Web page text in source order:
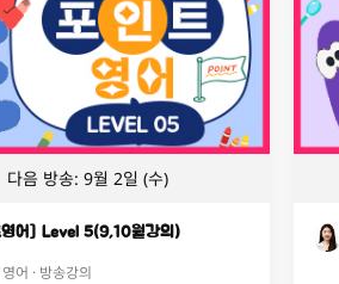
다음 방송: 9월 2일 (수)
영어] Level 5(9,10월강의)
어 · 방송강의